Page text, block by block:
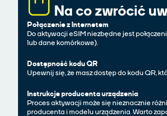
Na co zwrócić
Połączenie z Internetem
Do aktywacji eSIM niezbędne jest
lub dane komórkowe).
Dostępność kodu QR
Upewnij się, że masz dostęp do kodu QR,
Instrukcje producenta urządzenia
Proces aktywacji może się nieznacznie
producenta i modelu urządzenia. Warto